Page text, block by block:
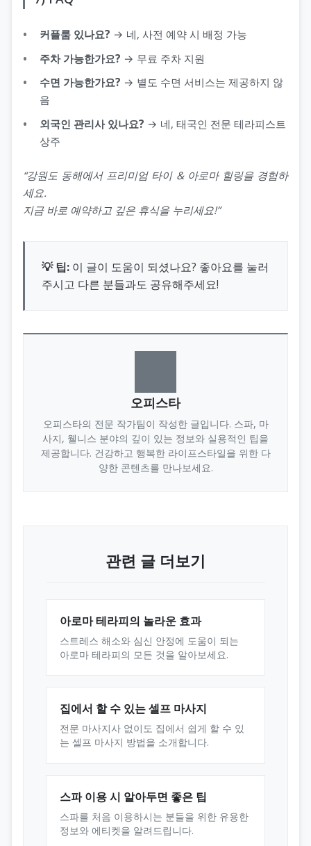
커플룸 있나요? → 네, 사전 예약 시 배정 가능
주차 가능한가요? → 무료 주차 지원
수면 가능한가요? → 별도 수면 서비스는 제공하지 않
음
외국인 관리사 있나요? → 네, 태국인 전문 테라피스트
상주
“강원도 동해에서 프리미엄 타이 & 아로마 힐링을 경험하
세요.
지금 바로 예약하고 깊은 휴식을 누리세요!”
💡 팁: 이 글이 도움이 되셨나요? 좋아요를 눌러
주시고 다른 분들과도 공유해주세요!
오피스타
오피스타의 전문 작가팀이 작성한 글입니다. 스파, 마
사지, 웰니스 분야의 깊이 있는 정보와 실용적인 팁을
제공합니다. 건강하고 행복한 라이프스타일을 위한 다
양한 콘텐츠를 만나보세요.
관련 글 더보기
아로마 테라피의 놀라운 효과
스트레스 해소와 심신 안정에 도움이 되는
아로마 테라피의 모든 것을 알아보세요.
집에서 할 수 있는 셀프 마사지
전문 마사지사 없이도 집에서 쉽게 할 수 있
는 셀프 마사지 방법을 소개합니다.
스파 이용 시 알아두면 좋은 팁
스파를 처음 이용하시는 분들을 위한 유용한
정보와 에티켓을 알려드립니다.